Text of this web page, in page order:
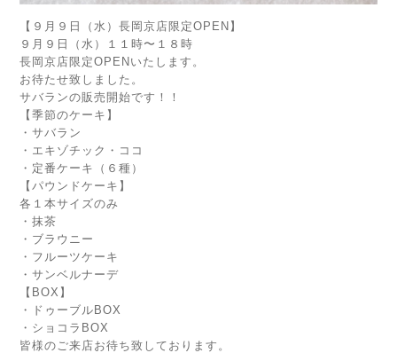
【９月９日（水）長岡京店限定OPEN】
９月９日（水）１１時〜１８時
長岡京店限定OPENいたします。
お待たせ致しました。
サバランの販売開始です！！
【季節のケーキ】
・サバラン
・エキゾチック・ココ
・定番ケーキ（６種）
【パウンドケーキ】
各１本サイズのみ
・抹茶
・ブラウニー
・フルーツケーキ
・サンベルナーデ
【BOX】
・ドゥーブルBOX
・ショコラBOX
皆様のご来店お待ち致しております。